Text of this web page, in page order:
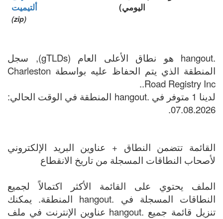
اليومي)
ألتيميت
(zip)
.hangout هو نطاق الأعلى العام (gTLDs), سجل
المنطقة الذي يتم الحفاظ عليه بواسطة Charleston
Road Registry Inc..
لدينا 1 متوفر في .hangout المنطقة في الوقت الحالي:
07.08.2026.
القائمة تتضمن النطاق + عناوين البريد الإلكتروني
لأصحاب النطاقات المسجلة من تاريخ الانقطاع
الملف يحتوي على القائمة الأكثر اكتمالاً لجميع
النطاقات المسجلة في .hangout المنطقة. يمكنك
تنزيل قائمة جميع .hangout عناوين الإنترنت في ملف